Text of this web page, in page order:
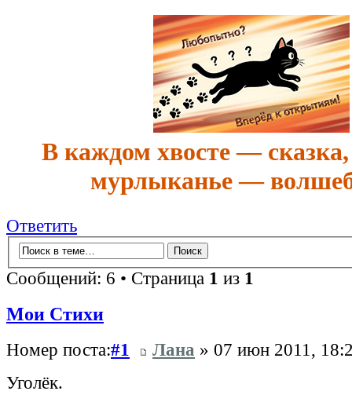
В каждом хвосте —
мурлыканье —
Ответить
Сообщений: 6 • Страница 1 из 1
Мои Стихи
Номер поста:#1 Лана » 07 июн 2011,
Уголёк.